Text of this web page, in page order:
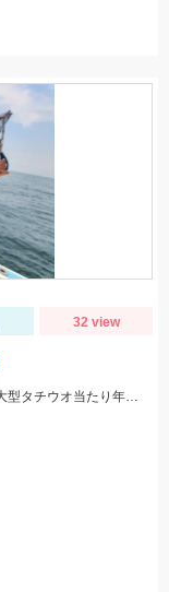
32 view
２隻分乗ゆったり釣行。最大122㎝ドラゴン狩り！大型タチウオ当たり年です！大チャンス